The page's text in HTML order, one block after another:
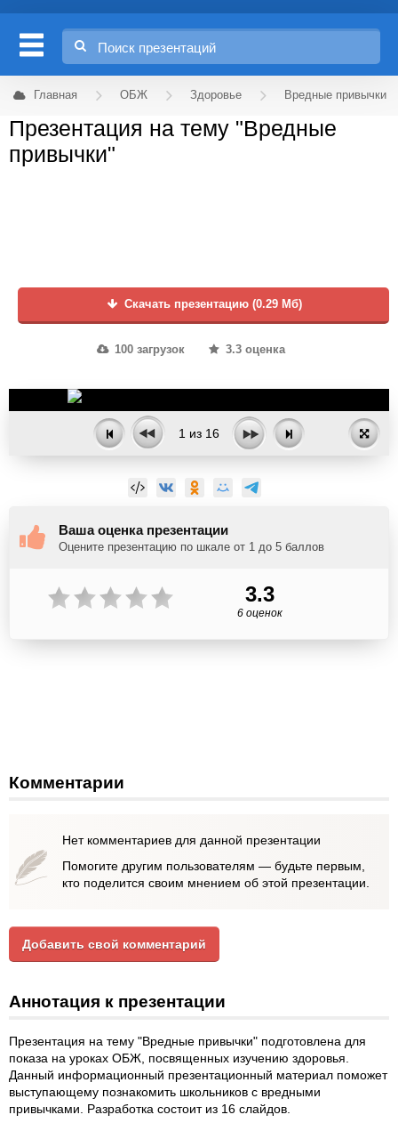
Главная ОБЖ Здоровье Вредные привычки
Презентация на тему "Вредные
привычки"
Скачать презентацию (0.29 Мб)
100 загрузок 3.3 оценка
1 из 16
Ваша оценка презентации
Оцените презентацию по шкале от 1 до 5 баллов
3.3
6 оценок
Комментарии
Нет комментариев для данной презентации
Помогите другим пользователям — будьте первым,
кто поделится своим мнением об этой презентации.
Добавить свой комментарий
Аннотация к презентации
Презентация на тему "Вредные привычки" подготовлена для
показа на уроках ОБЖ, посвященных изучению здоровья.
Данный информационный презентационный материал поможет
выступающему познакомить школьников с вредными
привычками. Разработка состоит из 16 слайдов.